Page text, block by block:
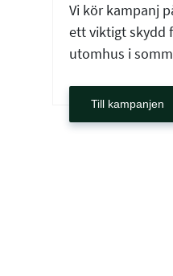
Vi kör kampanj
ett viktigt skydd
utomhus i
Till kampanjen